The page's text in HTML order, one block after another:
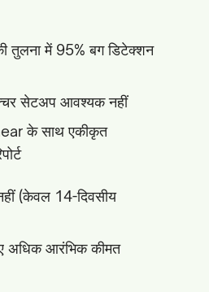
तुलना में 95% बग डिटेक्शन
सेटअप आवश्यक नहीं
के साथ एकीकृत
(केवल 14-दिवसीय
अधिक आरंभिक कीमत